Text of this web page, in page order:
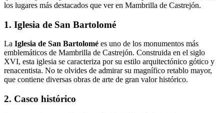
los lugares más destacados que ver en Mambrilla de Castrejón.
1. Iglesia de San Bartolomé
La Iglesia de San Bartolomé es uno de los monumentos más
emblemáticos de Mambrilla de Castrejón. Construida en el siglo
XVI, esta iglesia se caracteriza por su estilo arquitectónico gótico y
renacentista. No te olvides de admirar su magnífico retablo mayor,
que contiene diversas obras de arte de gran valor histórico.
2. Casco histórico